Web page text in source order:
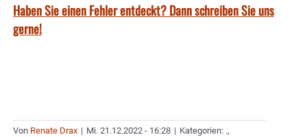
Haben Sie einen Fehler entdeckt? Dann schreiben Sie uns
gerne!
Von Renate Drax | Mi. 21.12.2022 - 16:28 | Kategorien: .,